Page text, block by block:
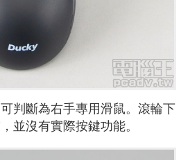
判斷為右手專用滑鼠。滾輪下
並沒有實際按鍵功能。